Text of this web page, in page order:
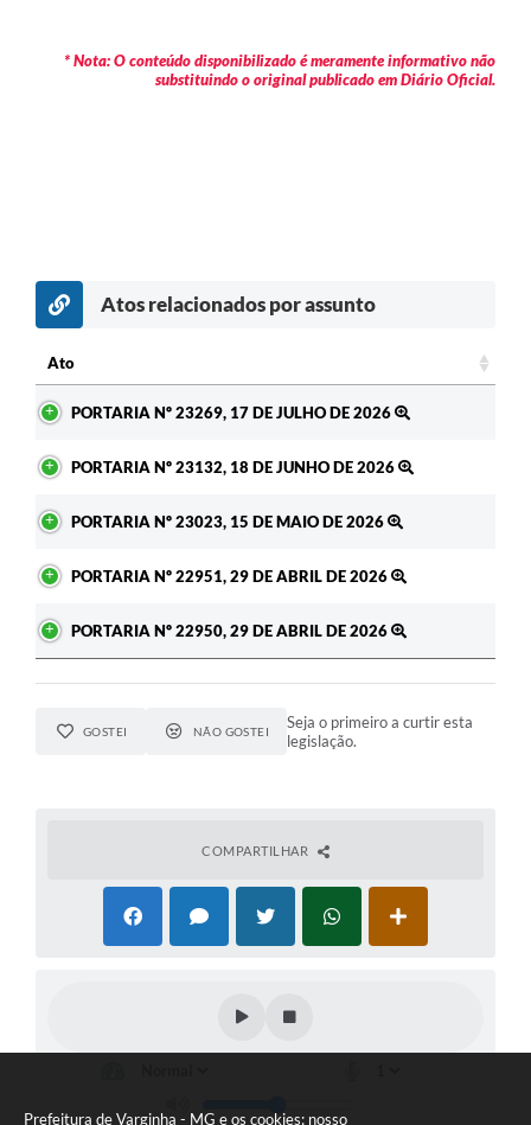
Prefeitura de Varginha - MG e os cookies: nosso
* Nota: O conteúdo disponibilizado é meramente informativo não
substituindo o original publicado em Diário Oficial.
Atos relacionados por assunto
Ato
PORTARIA Nº 23269, 17 DE JULHO DE 2026
PORTARIA Nº 23132, 18 DE JUNHO DE 2026
PORTARIA Nº 23023, 15 DE MAIO DE 2026
PORTARIA Nº 22951, 29 DE ABRIL DE 2026
PORTARIA Nº 22950, 29 DE ABRIL DE 2026
GOSTEI NÃO GOSTEI
Seja o primeiro a curtir esta
legislação.
COMPARTILHAR